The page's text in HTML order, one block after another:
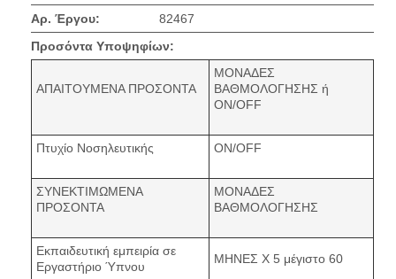
Αρ. Έργου:
82467
Προσόντα Υποψηφίων:
ΑΠΑΙΤΟΥΜΕΝΑ ΠΡΟΣΟΝΤΑ
ΜΟΝΑΔΕΣ
ΒΑΘΜΟΛΟΓΗΣΗΣ ή
ON/OFF
Πτυχίο Νοσηλευτικής ON/OFF
ΣΥΝΕΚΤΙΜΩΜΕΝΑ
ΠΡΟΣΟΝΤΑ
ΜΟΝΑΔΕΣ
ΒΑΘΜΟΛΟΓΗΣΗΣ
Εκπαιδευτική εμπειρία σε
Εργαστήριο Ύπνου
ΜΗΝΕΣ Χ 5 μέγιστο 60